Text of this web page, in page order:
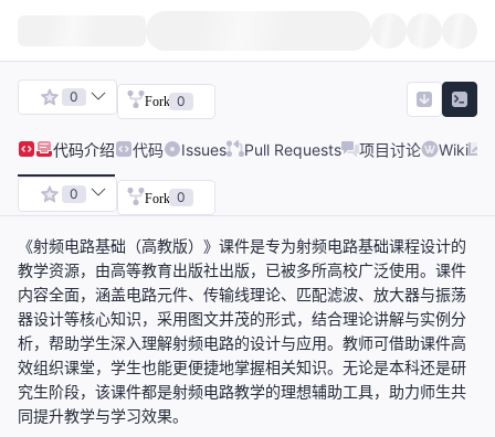
0 Fork 0
代码介绍 代码 Issues Pull Requests 项目讨论 Wiki
0 Fork 0
《射频电路基础（高教版）》课件是专为射频电路基础课程设计的
教学资源，由高等教育出版社出版，已被多所高校广泛使用。课件
内容全面，涵盖电路元件、传输线理论、匹配滤波、放大器与振荡
器设计等核心知识，采用图文并茂的形式，结合理论讲解与实例分
析，帮助学生深入理解射频电路的设计与应用。教师可借助课件高
效组织课堂，学生也能更便捷地掌握相关知识。无论是本科还是研
究生阶段，该课件都是射频电路教学的理想辅助工具，助力师生共
同提升教学与学习效果。